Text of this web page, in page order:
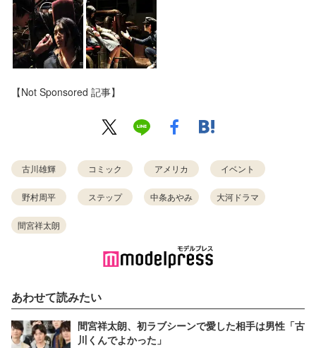
【Not Sponsored 記事】
古川雄輝 コミック アメリカ イベント
野村周平 ステップ 中条あやみ 大河ドラマ
間宮祥太朗
あわせて読みたい
間宮祥太朗、初ラブシーンで愛した相手は男性「古
川くんでよかった」